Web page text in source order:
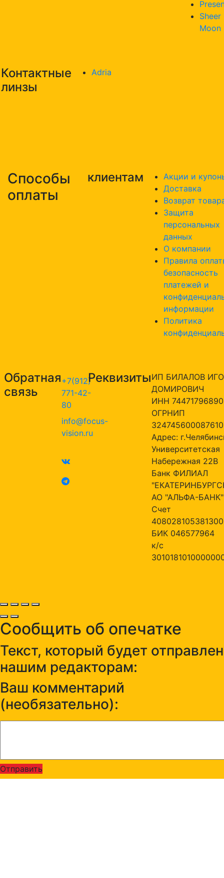
Sheer
Moon
Контактные
линзы
Adria
Способы
оплаты
клиентам
Акции и
Доставка
Возврат
Защита
персональных
данных
О компании
Правила
безопасность
платежей и
информации
Политика
Обратная
связь
+7(912)
771-42-
80
info@focus-
vision.ru
РеквизитыИП БИЛАЛОВ
ДОМИРОВИЧ
ИНН
ОГРНИП
324745600087610
Адрес:
Университетская
Набережная 22В
Банк ФИЛИАЛ
АО "АЛЬФА-БАНК"
Счет
БИК 046577964
к/с
Сообщить об опечатке
Текст, который будет отправлен
нашим редакторам:
Ваш комментарий
(необязательно):
Отправить